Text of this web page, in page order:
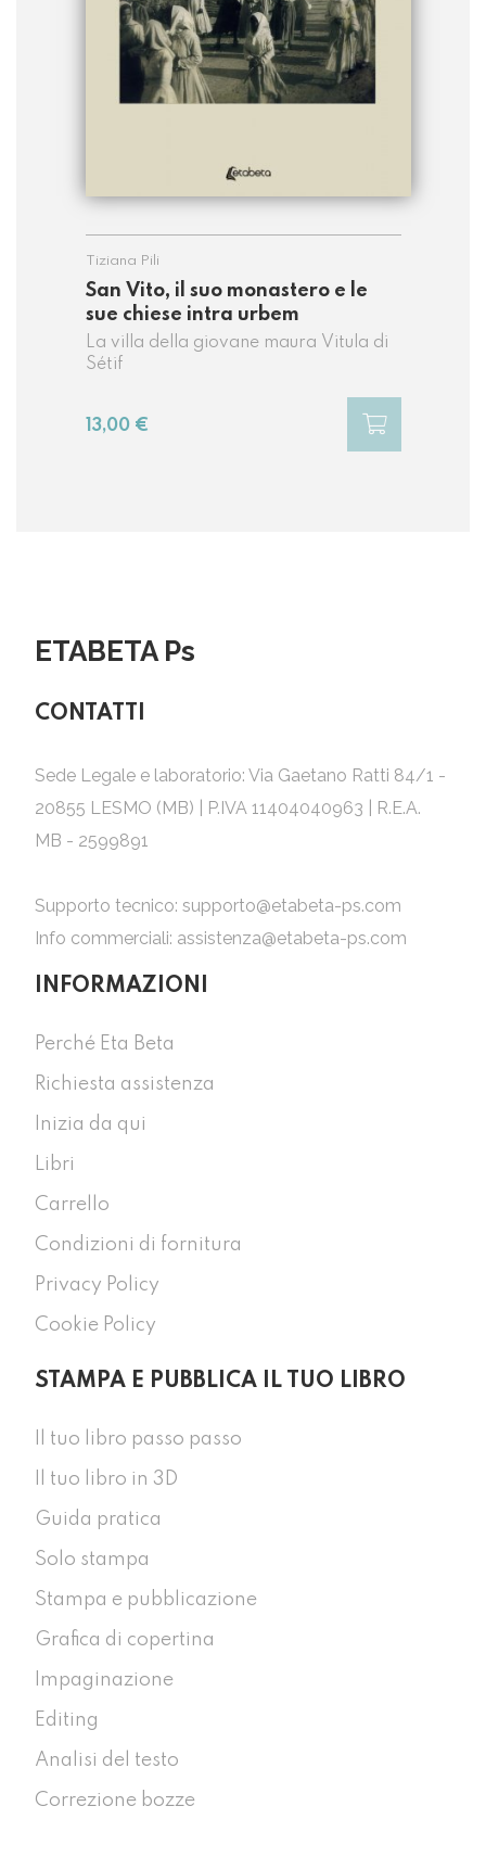
San Vito, il suo monastero e le
sue chiese intra urbem
La villa della giovane maura Vitula di
Sétif
Tiziana Pili
13,00 €
ETABETA Ps
CONTATTI
Sede Legale e laboratorio: Via Gaetano Ratti 84/1 -
20855 LESMO (MB) | P.IVA 11404040963 | R.E.A.
MB - 2599891
Supporto tecnico: supporto@etabeta-ps.com
Info commerciali: assistenza@etabeta-ps.com
INFORMAZIONI
Perché Eta Beta
Richiesta assistenza
Inizia da qui
Libri
Carrello
Condizioni di fornitura
Privacy Policy
Cookie Policy
STAMPA E PUBBLICA IL TUO LIBRO
Il tuo libro passo passo
Il tuo libro in 3D
Guida pratica
Solo stampa
Stampa e pubblicazione
Grafica di copertina
Impaginazione
Editing
Analisi del testo
Correzione bozze